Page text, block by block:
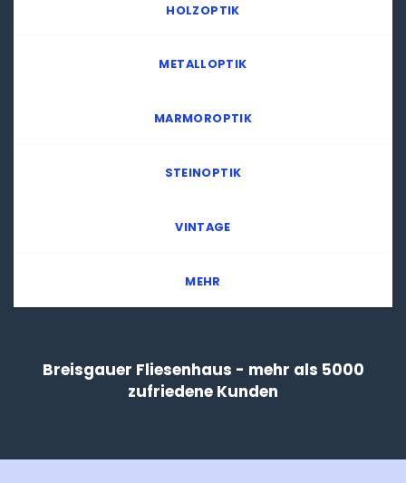
HOLZOPTIK
METALLOPTIK
MARMOROPTIK
STEINOPTIK
VINTAGE
MEHR
Breisgauer Fliesenhaus - mehr als 5000
zufriedene Kunden